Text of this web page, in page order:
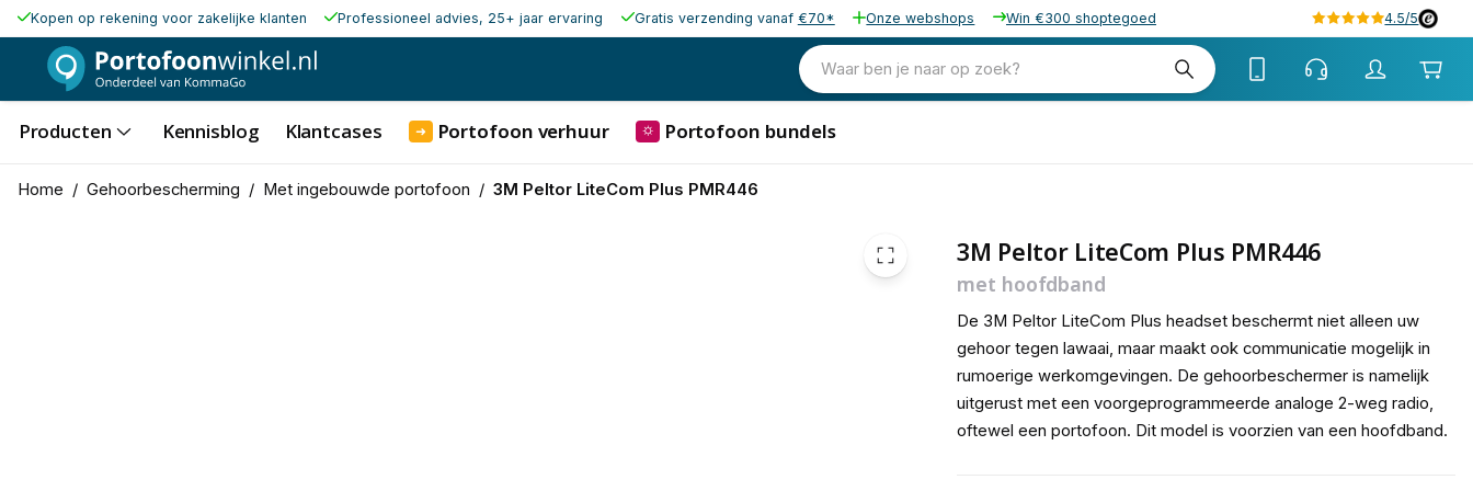
Kopen op rekening voor zakelijke klanten Professioneel advies, 25+ jaar ervaring Gratis verzending vanaf €70* Onze webshops Win €300 shoptegoed 4.5/5
Waar ben je naar op zoek?
Producten Kennisblog Klantcases ➜ Portofoon verhuur ⛭ Portofoon bundels
Home / Gehoorbescherming / Met ingebouwde portofoon / 3M Peltor LiteCom Plus PMR446
3M Peltor LiteCom Plus PMR446
met hoofdband
De 3M Peltor LiteCom Plus headset beschermt niet alleen uw
gehoor tegen lawaai, maar maakt ook communicatie mogelijk in
rumoerige werkomgevingen. De gehoorbeschermer is namelijk
uitgerust met een voorgeprogrammeerde analoge 2-weg radio,
oftewel een portofoon. Dit model is voorzien van een hoofdband.
997,78 excl. btw
1.207,31 incl. btw